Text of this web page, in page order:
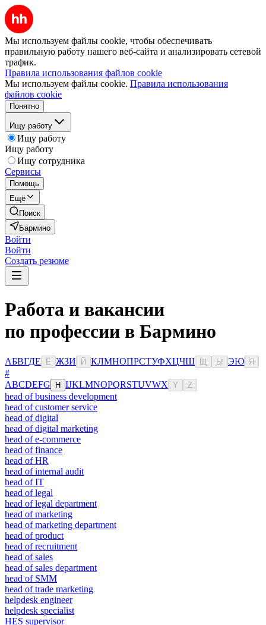
Мы используем файлы cookie, чтобы обеспечивать
правильную работу нашего веб-сайта и анализировать сетевой
трафик.
Правила использования файлов cookie
Мы используем файлы cookie. Правила использования
файлов cookie
Понятно
Ищу работу
Ищу работу
Ищу работу
Ищу сотрудника
Сервисы
Помощь
Ещё
Поиск
Бармино
Войти
Войти
Создать резюме
Работа и вакансии
по профессии в Бармино
АБВГДЕ Ё ЖЗИ Й КЛМНОПРСТУФХЦЧШ Ы ЭЮ Я
#
ABCDEFG H IJKLMNOPQRSTUVWX Y Z
head of business development
head of customer service
head of digital
head of digital marketing
head of e-commerce
head of finance
head of HR
head of internal audit
head of IT
head of legal
head of legal department
head of marketing
head of marketing department
head of product
head of recruitment
head of sales
head of sales department
head of SMM
head of trade marketing
helpdesk engineer
helpdesk specialist
HES supervisor